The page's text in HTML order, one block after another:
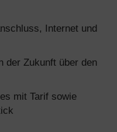
Internet und
der Zukunft über den
mit Tarif sowie